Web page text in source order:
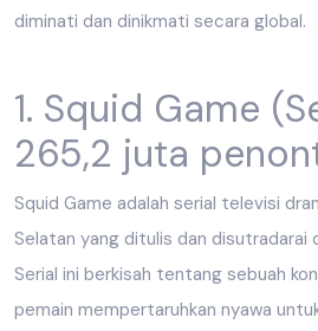
diminati dan dinikmati secara global.
1. Squid Game
265,2 juta
Squid Game adalah serial televisi
Selatan yang ditulis dan disutradarai
Serial ini berkisah tentang sebuah
pemain mempertaruhkan nyawa